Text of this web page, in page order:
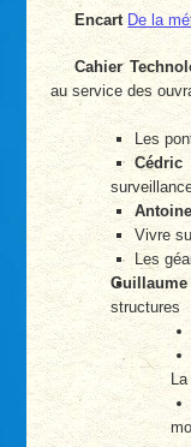
Encart De la
Cahier
au service des
Les
Vivre
Les
structures